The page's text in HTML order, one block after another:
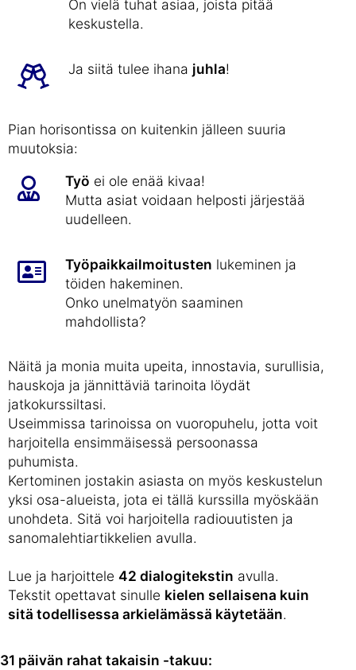
On vielä tuhat asiaa, joista pitää
keskustella.
Ja siitä tulee ihana juhla!
Pian horisontissa on kuitenkin jälleen suuria
muutoksia:
Työ ei ole enää kivaa!
Mutta asiat voidaan helposti järjestää
uudelleen.
Työpaikkailmoitusten lukeminen ja
töiden hakeminen.
Onko unelmatyön saaminen
mahdollista?
Näitä ja monia muita upeita, innostavia, surullisia,
hauskoja ja jännittäviä tarinoita löydät
jatkokurssiltasi.
Useimmissa tarinoissa on vuoropuhelu, jotta voit
harjoitella ensimmäisessä persoonassa
puhumista.
Kertominen jostakin asiasta on myös keskustelun
yksi osa-alueista, jota ei tällä kurssilla myöskään
unohdeta. Sitä voi harjoitella radiouutisten ja
sanomalehtiartikkelien avulla.
Lue ja harjoittele 42 dialogitekstin avulla.
Tekstit opettavat sinulle kielen sellaisena kuin
sitä todellisessa arkielämässä käytetään.
31 päivän rahat takaisin -takuu: